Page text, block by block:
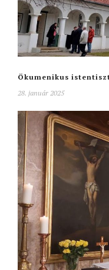
Ökumenikus
28. január 2025